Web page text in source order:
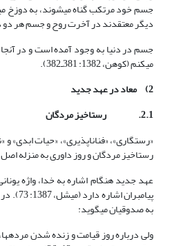
جسم خود مرتکب گناه می‏شوند، به دوزخ
دیگر معتقدند در آخرت روح و جسم هر دو
جسم در دنیا به وجود آمده است و در
می‏کنم (کوهن، 1382: 381ـ382).
2)
معاد در عهد جدید
2.1.
رستاخیز مردگان
«رستگاری»، «فناناپذیری»، «حیات
رستاخیز مردگان و روز داوری به منزله
عهد جدید هنگام اشاره به خدا، واژه
به صدوقیان می‏گوید:
ولی درباره روز قیامت و زنده شدن